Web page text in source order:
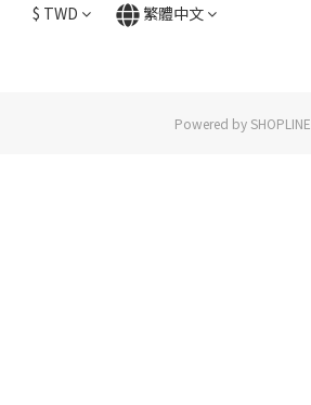
$ TWD 繁體中文
Powered by SHOPLINE